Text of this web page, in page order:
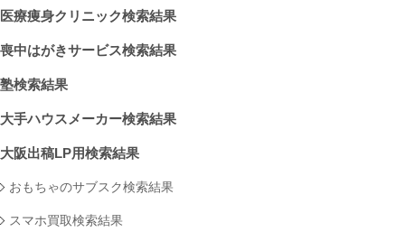
医療痩身クリニック検索結果
喪中はがきサービス検索結果
塾検索結果
大手ハウスメーカー検索結果
大阪出稿LP用検索結果
おもちゃのサブスク検索結果
スマホ買取検索結果